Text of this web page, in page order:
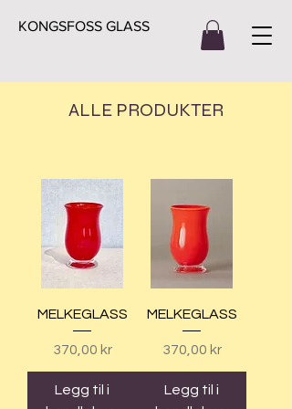
KONGSFOSS GLASS
ALLE PRODUKTER
MELKEGLASS
Pris
370,00 kr
Legg til i
MELKEGLASS
Pris
370,00 kr
Legg til i